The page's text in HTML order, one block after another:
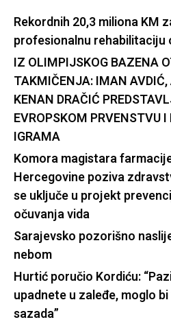
Rekordnih 20,3 miliona KM
profesionalnu rehabilitaciju
IZ OLIMPIJSKOG BAZENA
TAKMIČENJA: IMAN AVDIĆ,
KENAN DRAČIĆ
EVROPSKOM PRVENSTVU
IGRAMA
Komora magistara
Hercegovine poziva
se uključe u projekt
očuvanja vida
Sarajevsko pozorišno
nebom
Hurtić poručio Kordiću:
upadnete u zaleđe, moglo
sazada”